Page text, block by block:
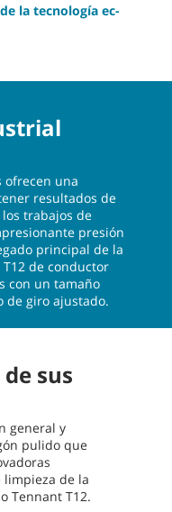
la tecnología ec-
ofrecen una
resultados de
trabajos de
presión
principal de la
de conductor
con un tamaño
de giro ajustado.
sus
general y
pulido que
limpieza de la
Tennant T12.